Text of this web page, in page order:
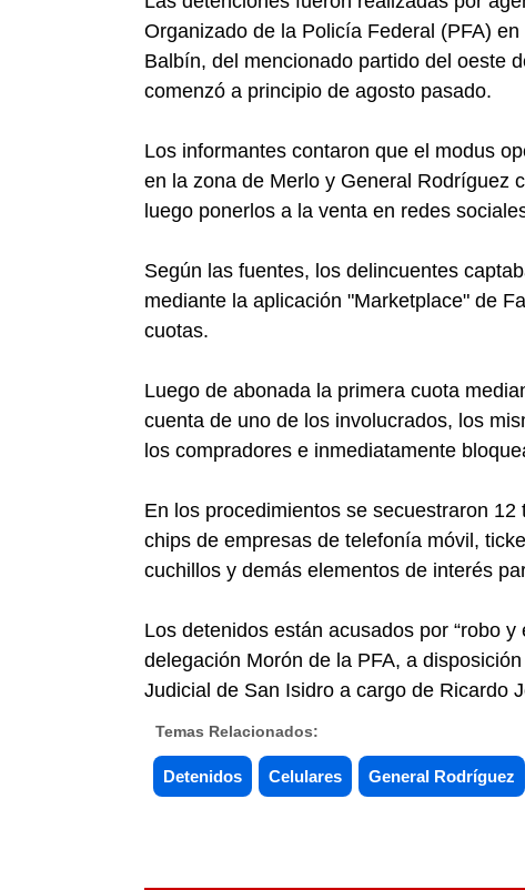
Organizado de la Policía Federal (PFA)
Balbín, del mencionado partido del oeste
comenzó a principio de agosto pasado.
Los informantes contaron que el modus
en la zona de Merlo y General Rodríguez
luego ponerlos a la venta en redes
Según las fuentes, los delincuentes
mediante la aplicación "Marketplace" de
cuotas.
Luego de abonada la primera cuota
cuenta de uno de los involucrados, los
los compradores e inmediatamente
En los procedimientos se secuestraron
chips de empresas de telefonía móvil,
cuchillos y demás elementos de interés
Los detenidos están acusados por “robo
delegación Morón de la PFA, a
Judicial de San Isidro a cargo de Ricardo
Temas Relacionados:
Detenidos Celulares General Rodríguez